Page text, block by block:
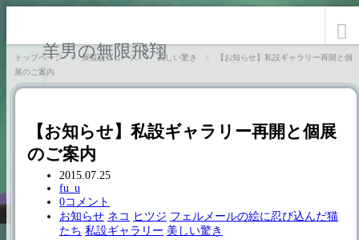
羊男の無限飛翔
トップページ 展覧会ニュース 美しい驚き
【お知らせ】私設ギャラリー再開と個
展のご案内
【お知らせ】私設ギャラリー再開と個展
のご案内
2015.07.25
fu_u
0コメント
お知らせ ネコ ヒツジ フェルメールの絵に忍び込んだ猫
たち 私設ギャラリー 美しい驚き